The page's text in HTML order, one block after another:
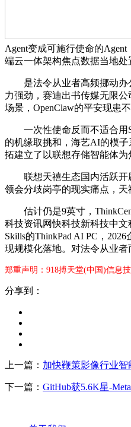
Agent变成可施行使命的
端云一体架构焦点数据当地
是法令从业者高频挪动办公
力强劲，赛迪出书传媒无限
场景，OpenClaw的平安现患
一次性使命反而不适合用
的机缘取挑和，海艺AI的模
拓建立了以联想存储智能体为
联想天禧生态国内活跃开辟
领会分歧岗亭的现实痛点，天
估计仍是9英寸，
科技资讯网快科技新科技中
Skills的ThinkPad AI PC，
现规模化落地。对法令从业
郑重声明：918搏天堂(中国)信息
分享到：
上一篇： 加快鞭策影像行业智
下一篇： GitHub获5.6K星-